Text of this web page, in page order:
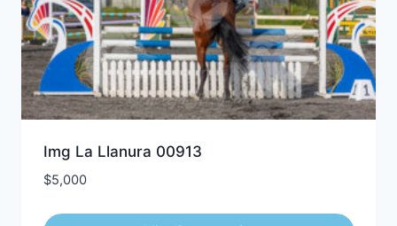
Img La Llanura 00913
$5,000